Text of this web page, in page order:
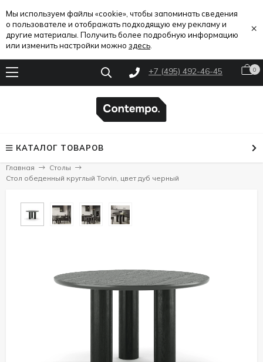
Мы используем файлы «cookie», чтобы запоминать сведения
о пользователе и отображать подходящую ему рекламу и
другие материалы. Получить более подробную информацию
или изменить настройки можно здесь
×
+7 (495) 492-46-45 0
КАТАЛОГ ТОВАРОВ
Главная
Столы
Стол обеденный круглый Torvin, цвет дуб черный